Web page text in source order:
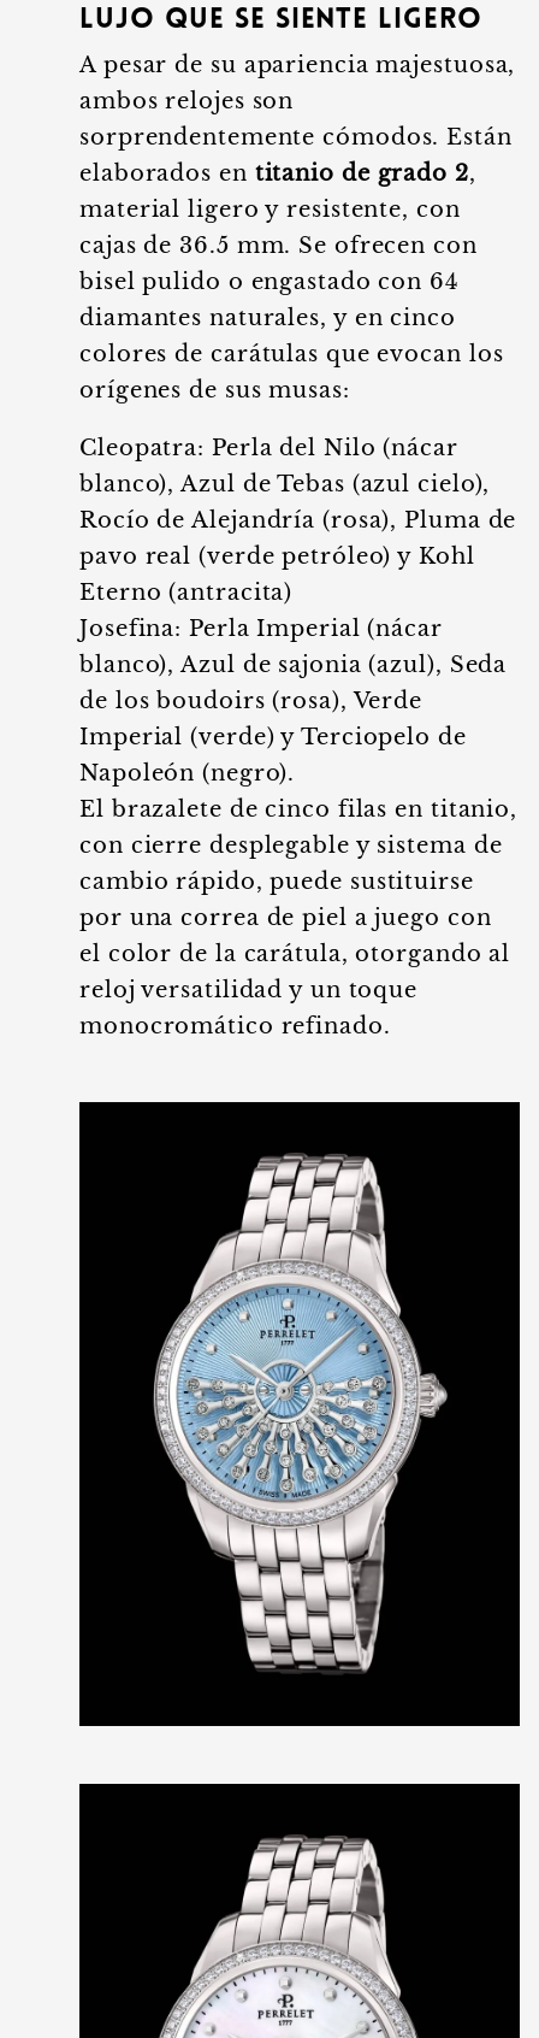
Lujo que se siente ligero
A pesar de su apariencia majestuosa,
ambos relojes son
sorprendentemente cómodos. Están
elaborados en titanio de grado 2,
material ligero y resistente, con
cajas de 36.5 mm. Se ofrecen con
bisel pulido o engastado con 64
diamantes naturales, y en cinco
colores de carátulas que evocan los
orígenes de sus musas:
Cleopatra: Perla del Nilo (nácar
blanco), Azul de Tebas (azul cielo),
Rocío de Alejandría (rosa), Pluma de
pavo real (verde petróleo) y Kohl
Eterno (antracita)
Josefina: Perla Imperial (nácar
blanco), Azul de sajonia (azul), Seda
de los boudoirs (rosa), Verde
Imperial (verde) y Terciopelo de
Napoleón (negro).
El brazalete de cinco filas en titanio,
con cierre desplegable y sistema de
cambio rápido, puede sustituirse
por una correa de piel a juego con
el color de la carátula, otorgando al
reloj versatilidad y un toque
monocromático refinado.